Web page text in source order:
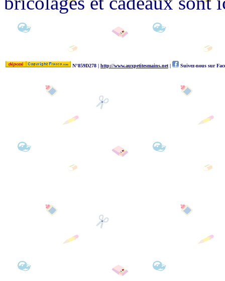
N°859D278 | http://www.auxpetitesmains.net | Suivez-nous sur